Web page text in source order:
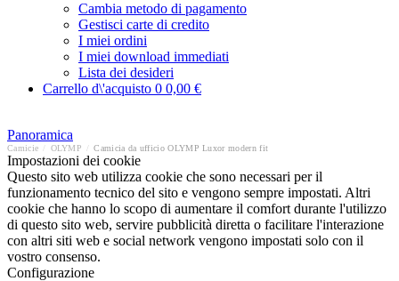
Cambia metodo di pagamento
Gestisci carte di credito
I miei ordini
I miei download immediati
Lista dei desideri
Carrello d\'acquisto 0 0,00 €
Panoramica
Camicie OLYMP Camicia da ufficio OLYMP Luxor modern fit
Impostazioni dei cookie
Questo sito web utilizza cookie che sono necessari per il
funzionamento tecnico del sito e vengono sempre impostati. Altri
cookie che hanno lo scopo di aumentare il comfort durante l'utilizzo
di questo sito web, servire pubblicità diretta o facilitare l'interazione
con altri siti web e social network vengono impostati solo con il
vostro consenso.
Configurazione